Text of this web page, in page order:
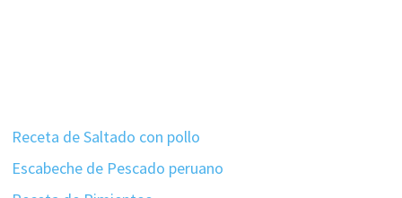
Receta de Saltado con pollo
Escabeche de Pescado peruano